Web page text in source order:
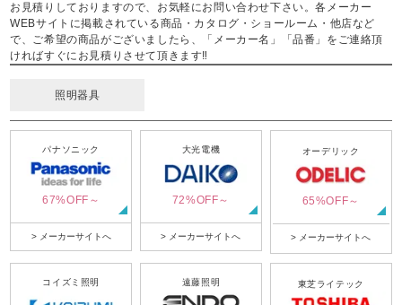
お見積りしておりますので、お気軽にお問い合わせ下さい。各メーカー
WEBサイトに掲載されている商品・カタログ・ショールーム・他店など
で、ご希望の商品がございましたら、「メーカー名」「品番」をご連絡頂
ければすぐにお見積りさせて頂きます‼
照明器具
パナソニック
67%OFF～
> メーカーサイトへ
大光電機
72%OFF～
> メーカーサイトへ
オーデリック
65%OFF～
> メーカーサイトへ
コイズミ照明 遠藤照明 東芝ライテック